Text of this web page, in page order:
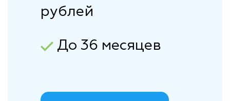
рублей
До 36 месяцев